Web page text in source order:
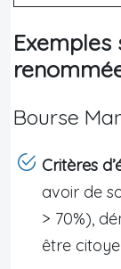
Bourse
Critères
avoir de
> 70%),
être